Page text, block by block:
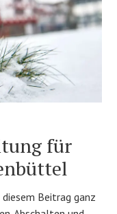
für
Beitrag ganz